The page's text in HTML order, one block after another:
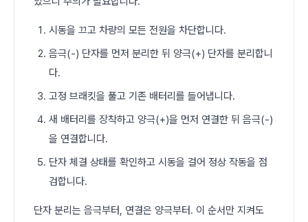
시동을 끄고 차량의 모든 전원을 차단합니다.
음극(-) 단자를 먼저 분리한 뒤 양극(+) 단자를 분리합니
다.
고정 브래킷을 풀고 기존 배터리를 들어냅니다.
새 배터리를 장착하고 양극(+)을 먼저 연결한 뒤 음극(-)
을 연결합니다.
단자 체결 상태를 확인하고 시동을 걸어 정상 작동을 점
검합니다.
단자 분리는 음극부터, 연결은 양극부터. 이 순서만 지켜도